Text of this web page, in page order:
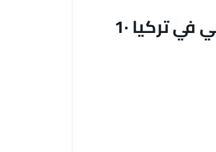
1· ما هي الوثائق المطلوبة للزواج المدني في تركيا